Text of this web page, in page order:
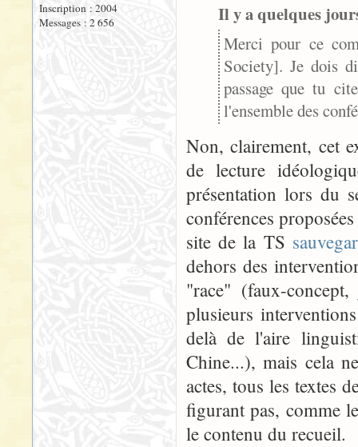
Inscription : 2004
Messages : 2 656
Il y a quelques
Merci pour ce
Society]. Je dois
passage que tu
l'ensemble des
Non, clairement, cet
de lecture
présentation lors du
conférences
site de la TS
dehors des
"race" (faux-
plusieurs
delà de l'aire
Chine...), mais cela
actes, tous les textes
figurant pas, comme
le contenu du recueil.